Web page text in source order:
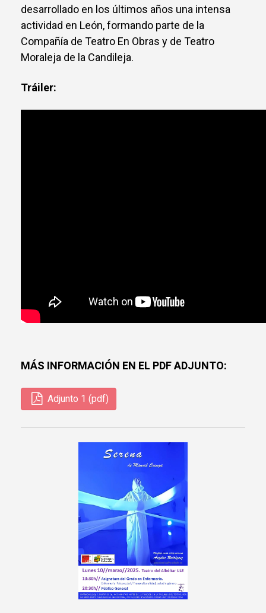
desarrollado en los últimos años una intensa
actividad en León, formando parte de la
Compañía de Teatro En Obras y de Teatro
Moraleja de la Candileja.
Tráiler:
MÁS INFORMACIÓN EN EL PDF ADJUNTO:
Adjunto 1 (pdf)